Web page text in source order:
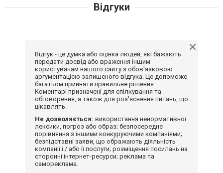
Відгуки
Відгук - це думка або оцінка людей, які бажають
передати досвід або враження іншим
користувачам нашого сайту з обов'язковою
аргументацією залишеного відгука. Це допоможе
багатьом прийняти правильне рішення.
Коментарі призначені для спілкування та
обговорення, а також для роз'яснення питань, що
цікавлять.
Не дозволяється: використання ненормативної
лексики, погроз або образ; безпосереднє
порівняння з іншими конкуруючими компаніями;
безпідставні заяви, що ображають діяльність
компанії і / або її послуги; розміщення посилань на
сторонні інтернет-ресурси; реклама та
самореклама.